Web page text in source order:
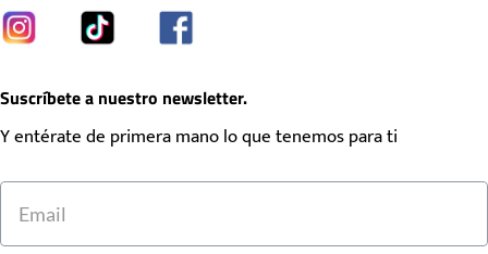
Suscríbete a nuestro newsletter.
Y entérate de primera mano lo que tenemos para ti